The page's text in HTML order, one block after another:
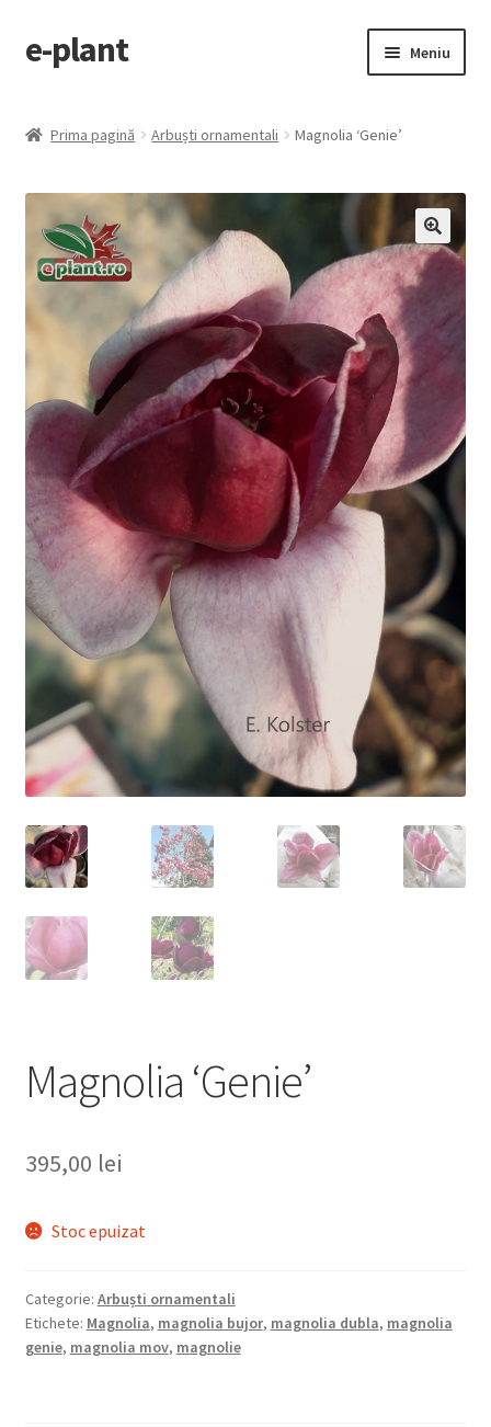
Sari
la
Sari
la
e-plant Meniu
copil
Contact
Checkout
Prima pagină Arbuști ornamentali Magnolia ‘Genie’
🔍
Magnolia ‘Genie’
395,00 lei
Stoc epuizat
Categorie: Arbuști ornamentali
Etichete: Magnolia, magnolia bujor, magnolia dubla, magnolia
genie, magnolia mov, magnolie